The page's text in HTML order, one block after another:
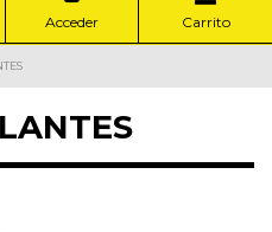
Acceder Carrito